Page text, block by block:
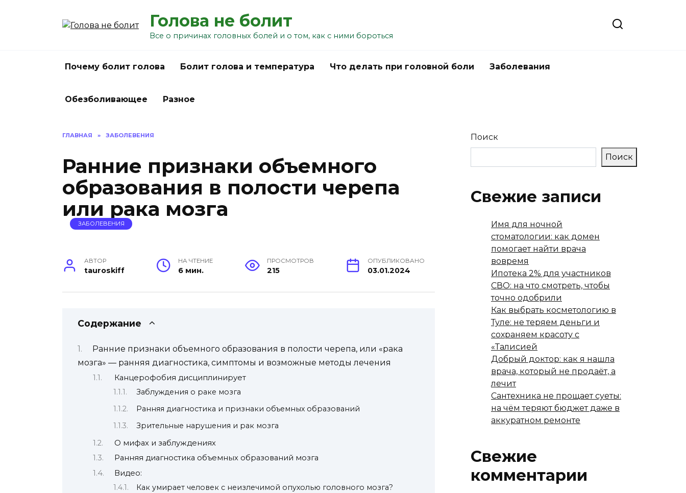
Голова не болит
Все о причинах головных болей и о том, как с ними бороться
Почему болит голова Болит голова и температура Что делать при головной боли Заболевания
Обезболивающее Разное
ГЛАВНАЯ » ЗАБОЛЕВЕНИЯ
Ранние признаки объемного
образования в полости черепа
или рака мозга
ЗАБОЛЕВЕНИЯ
АВТОР
tauroskiff
НА ЧТЕНИЕ
6 мин.
ПРОСМОТРОВ
215
ОПУБЛИКОВАНО
03.01.2024
Содержание
Ранние признаки объемного образования в полости черепа, или «рака
мозга» — ранняя диагностика, симптомы и возможные методы лечения
Канцерофобия дисциплинирует
Заблуждения о раке мозга
Ранняя диагностика и признаки объемных образований
Зрительные нарушения и рак мозга
О мифах и заблуждениях
Ранняя диагностика объемных образований мозга
Видео:
Как умирает человек с неизлечимой опухолью головного мозга?
Поиск
Поиск
Свежие записи
Имя для ночной
стоматологии: как домен
помогает найти врача
вовремя
Ипотека 2% для участников
СВО: на что смотреть, чтобы
точно одобрили
Как выбрать косметологию в
Туле: не теряем деньги и
сохраняем красоту с
«Талисией
Добрый доктор: как я нашла
врача, который не продаёт, а
лечит
Сантехника не прощает суеты:
на чём теряют бюджет даже в
аккуратном ремонте
Свежие
комментарии